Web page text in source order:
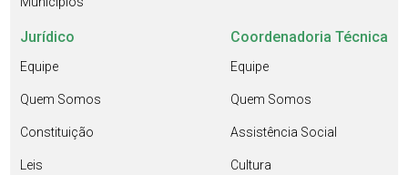
Jurídico
Equipe
Quem Somos
Constituição
Leis
Coordenadoria Técnica
Equipe
Quem Somos
Assistência Social
Cultura